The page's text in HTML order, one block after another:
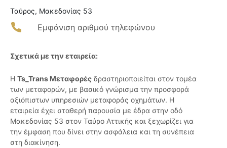
Ταύρος, Μακεδονίας 53
Εμφάνιση αριθμού τηλεφώνου
Σχετικά με την εταιρεία:
Η Ts_Trans Μεταφορές δραστηριοποιείται στον τομέα
των μεταφορών, με βασικό γνώρισμα την προσφορά
αξιόπιστων υπηρεσιών μεταφοράς οχημάτων. Η
εταιρεία έχει σταθερή παρουσία με έδρα στην οδό
Μακεδονίας 53 στον Ταύρο Αττικής και ξεχωρίζει για
την έμφαση που δίνει στην ασφάλεια και τη συνέπεια
στη διακίνηση.